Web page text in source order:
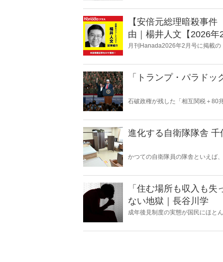
【安倍元総理暗殺事
由｜楊井人文【2026年
月刊Hanada2026年2月号に掲載
「トランプ・パラド
石破政権が残した「相互関税＋80
進化する自衛隊隊舎
かつての自衛隊員の隊舎といえば
「住む場所も収入も
ない地獄｜長谷川学
成年後見制度の実態が国民にほと